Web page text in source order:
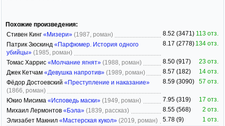
Похожие произведения:
Стивен Кинг «Мизери» (1987, роман) 8.52 (3471) 113 отз.
Патрик Зюскинд «Парфюмер. История одного
убийцы» (1985, роман)
8.17 (2778) 134 отз.
Томас Харрис «Молчание ягнят» (1988, роман) 8.50 (917)
23 отз.
Джек Кетчам «Девушка напротив» (1989, роман) 8.57 (182)
14 отз.
Фёдор Достоевский «Преступление и наказание»
(1866, роман)
8.59 (3090) 57 отз.
Юкио Мисима «Исповедь маски» (1949, роман) 7.95 (319)
17 отз.
Михаил Лермонтов «Бэла» (1839, рассказ) 8.55 (568)
2 отз.
Элизабет Макнил «Мастерская кукол» (2019, роман) 5.78 (9) 1 отз.